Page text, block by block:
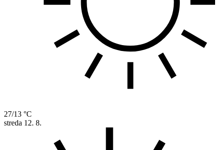
27/13 °C
streda 12. 8.